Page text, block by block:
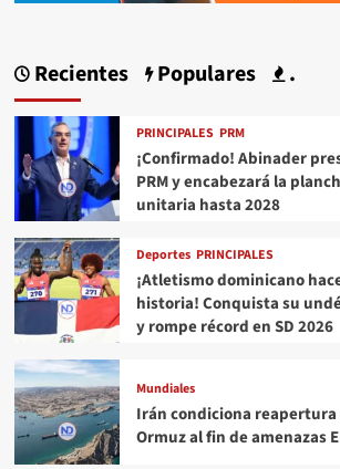
Recientes Populares .
PRINCIPALES PRM
¡Confirmado! Abinader
PRM y encabezará la
unitaria hasta 2028
Deportes PRINCIPALES
¡Atletismo dominicano
historia! Conquista su
y rompe récord en SD 2026
Mundiales
Irán condiciona reapertura
Ormuz al fin de amenazas